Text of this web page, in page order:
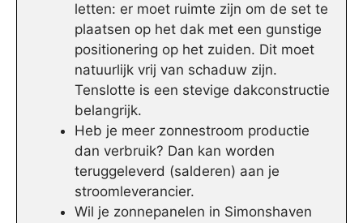
letten: er moet ruimte zijn om de set te
plaatsen op het dak met een gunstige
positionering op het zuiden. Dit moet
natuurlijk vrij van schaduw zijn.
Tenslotte is een stevige dakconstructie
belangrijk.
Heb je meer zonnestroom productie
dan verbruik? Dan kan worden
teruggeleverd (salderen) aan je
stroomleverancier.
Wil je zonnepanelen in Simonshaven